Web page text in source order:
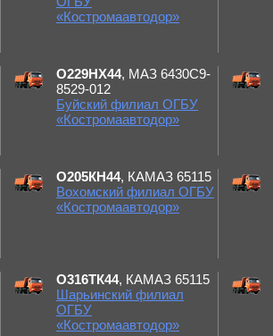
«Костромаавтодор»
О229НХ44, МАЗ 6430С9-
8529-012
Буйский филиал ОГБУ
«Костромаавтодор»
О205КН44, КАМАЗ 65115
Вохомский филиал ОГБУ
«Костромаавтодор»
О316ТК44, КАМАЗ 65115
Шарьинский филиал
ОГБУ
«Костромаавтодор»